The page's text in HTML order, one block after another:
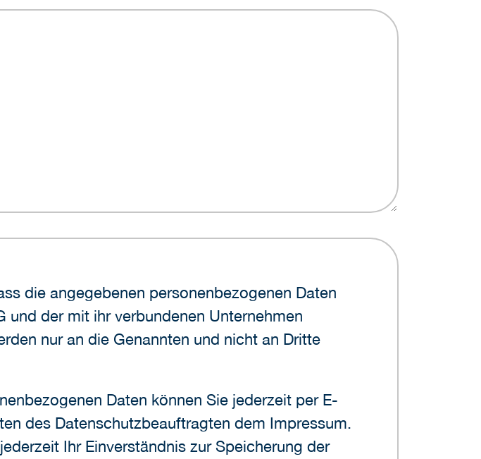
und der mit ihr verbundenen Unternehmen
nur an die Genannten und nicht an Dritte
des Datenschutzbeauftragten dem Impressum.
Ihr Einverständnis zur Speicherung der